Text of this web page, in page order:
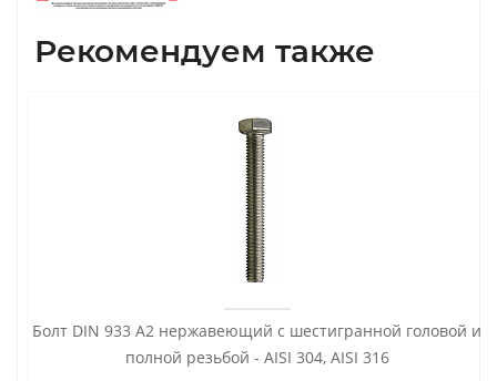
Рекомендуем также
Болт DIN 933 А2 нержавеющий с шестигранной головой и
полной резьбой - AISI 304, AISI 316